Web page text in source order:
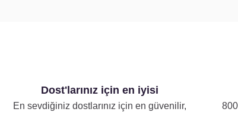
Dost'larınız için en iyisi
En sevdiğiniz dostlarınız için en güvenilir,